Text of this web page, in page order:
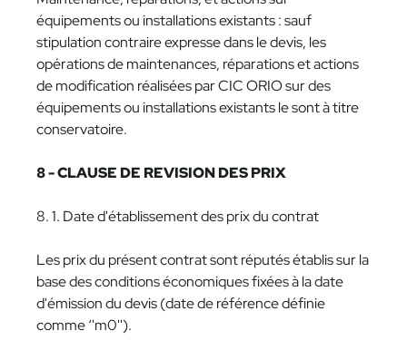
équipements ou installations existants : sauf
stipulation contraire expresse dans le devis, les
opérations de maintenances, réparations et actions
de modification réalisées par CIC ORIO sur des
équipements ou installations existants le sont à titre
conservatoire.
8 - CLAUSE DE REVISION DES PRIX
8. 1. Date d'établissement des prix du contrat
Les prix du présent contrat sont réputés établis sur la
base des conditions économiques fixées à la date
d'émission du devis (date de référence définie
comme ‘'m0'').